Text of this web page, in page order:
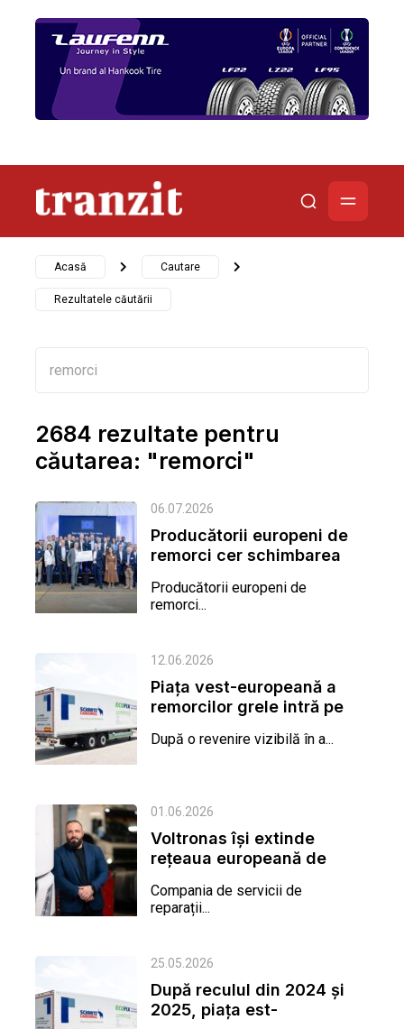
Acasă Cautare
Rezultatele căutării
2684 rezultate pentru
căutarea: "remorci"
06.07.2026
Producătorii europeni de
remorci cer schimbarea
Producătorii europeni de
remorci...
12.06.2026
Piața vest-europeană a
remorcilor grele intră pe
mai...
După o revenire vizibilă în a...
01.06.2026
Voltronas își extinde
rețeaua europeană de
unui...
Compania de servicii de
reparații...
25.05.2026
După reculul din 2024 și
2025, piața est-